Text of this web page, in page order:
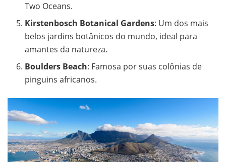
Two Oceans.
Kirstenbosch Botanical Gardens: Um dos mais
belos jardins botânicos do mundo, ideal para
amantes da natureza.
Boulders Beach: Famosa por suas colônias de
pinguins africanos.